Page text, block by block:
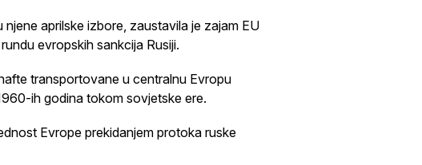
njene aprilske izbore, zaustavila je zajam EU
evropskih sankcija Rusiji.
transportovane u centralnu Evropu
ih godina tokom sovjetske ere.
Evrope prekidanjem protoka ruske